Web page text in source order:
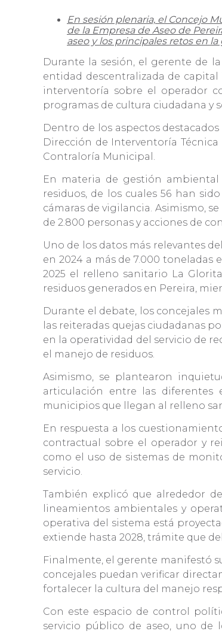
En sesión plenaria, el Concejo
de la Empresa de Aseo de
aseo y los principales retos en
Durante la sesión, el gerente de
entidad descentralizada de
interventoría sobre el operador
programas de cultura ciudadana y
Dentro de los aspectos
Dirección de Interventoría
Contraloría Municipal.
En materia de gestión
residuos, de los cuales 56 han
cámaras de vigilancia. Asimismo,
de 2.800 personas y acciones de
Uno de los datos más relevantes
en 2024 a más de 7.000 toneladas
2025 el relleno sanitario La
residuos generados en Pereira,
Durante el debate, los concejales
las reiteradas quejas ciudadanas
en la operatividad del servicio de
el manejo de residuos.
Asimismo, se plantearon
articulación entre las diferentes
municipios que llegan al relleno
En respuesta a los
contractual sobre el operador y
como el uso de sistemas de
servicio.
También explicó que alrededor
lineamientos ambientales y
operativa del sistema está
extiende hasta 2028, trámite que
Finalmente, el gerente manifestó
concejales puedan verificar
fortalecer la cultura del manejo
Con este espacio de control
servicio público de aseo, uno